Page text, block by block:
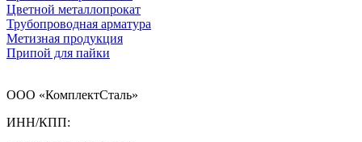
Цветной металлопрокат
Трубопроводная арматура
Метизная продукция
Припой для пайки
ООО «КомплектСталь»
ИНН/КПП: